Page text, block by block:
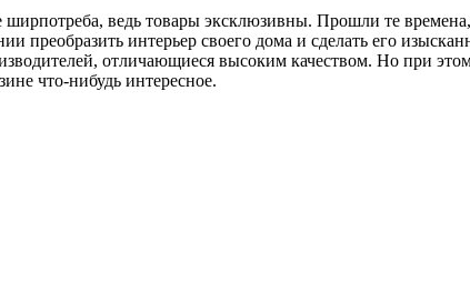
ведь товары эксклюзивны. Прошли те
преобразить интерьер своего дома и сделать его
отличающиеся высоким качеством. Но при
что-нибудь интересное.